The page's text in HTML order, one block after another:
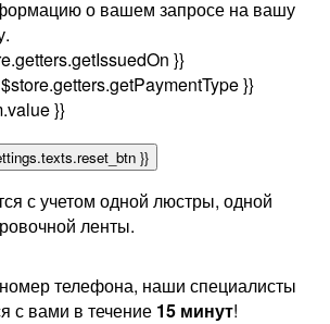
о вашем запросе на вашу
}}
}}
}}
}}
с учетом одной люстры, одной
ленты.
телефона, наши специалисты
с вами в течение 15 минут!